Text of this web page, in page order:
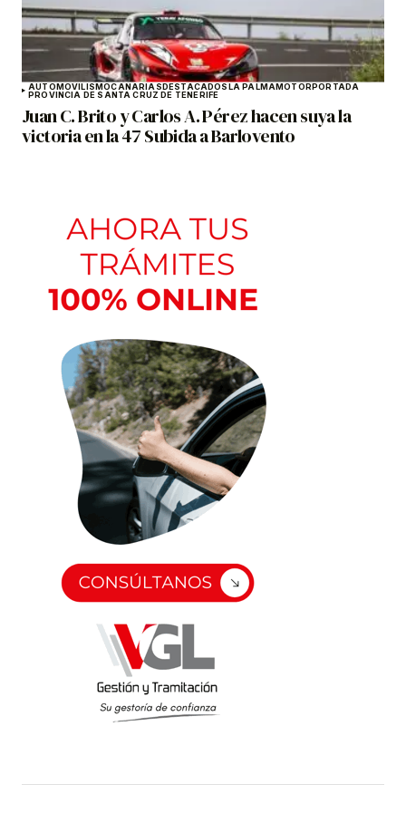
AUTOMOVILISMOCANARIASDESTACADOSLA PALMAMOTORPORTADA
PROVINCIA DE SANTA CRUZ DE TENERIFE
Juan C. Brito y Carlos A. Pérez hacen suya la
victoria en la 47 Subida a Barlovento